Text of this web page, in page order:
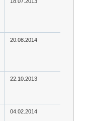
20.08.2014
22.10.2013
04.02.2014